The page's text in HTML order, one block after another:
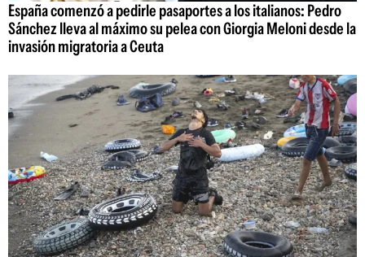
España comenzó a pedirle pasaportes a los italianos: Pedro
Sánchez lleva al máximo su pelea con Giorgia Meloni desde la
invasión migratoria a Ceuta